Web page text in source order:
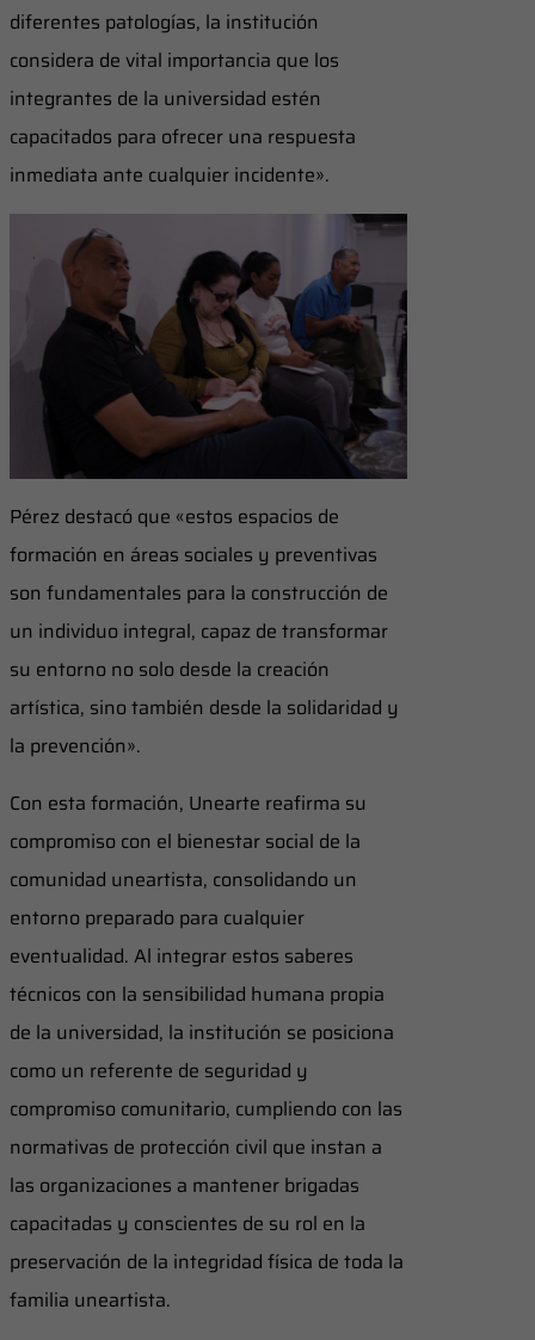
diferentes patologías, la institución
considera de vital importancia que los
integrantes de la universidad estén
capacitados para ofrecer una respuesta
inmediata ante cualquier incidente».
Pérez destacó que «estos espacios de
formación en áreas sociales y preventivas
son fundamentales para la construcción de
un individuo integral, capaz de transformar
su entorno no solo desde la creación
artística, sino también desde la solidaridad y
la prevención».
Con esta formación, Unearte reafirma su
compromiso con el bienestar social de la
comunidad uneartista, consolidando un
entorno preparado para cualquier
eventualidad. Al integrar estos saberes
técnicos con la sensibilidad humana propia
de la universidad, la institución se posiciona
como un referente de seguridad y
compromiso comunitario, cumpliendo con las
normativas de protección civil que instan a
las organizaciones a mantener brigadas
capacitadas y conscientes de su rol en la
preservación de la integridad física de toda la
familia uneartista.